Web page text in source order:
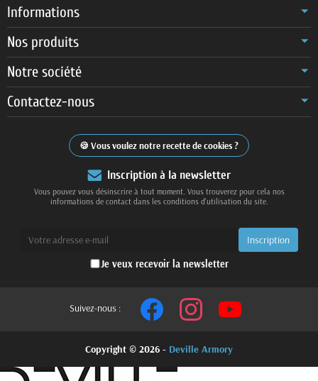
Informations
Nos produits
Notre société
Contactez-nous
Vous voulez notre recette de cookies ?
Inscription à la newsletter
Vous pouvez vous désinscrire à tout moment. Vous trouverez pour cela nos
informations de contact dans les conditions d'utilisation du site.
Je veux recevoir la newsletter
Suivez-nous :
Copyright © 2026 - Deville Armory